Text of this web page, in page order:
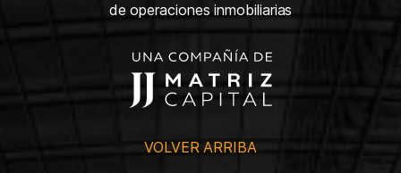
de operaciones inmobiliarias
VOLVER ARRIBA